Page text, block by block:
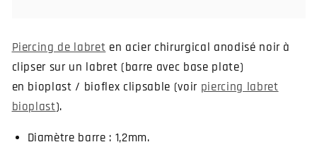
Piercing de labret en acier chirurgical anodisé noir à
clipser sur un labret (barre avec base plate)
en bioplast / bioflex clipsable (voir piercing labret
bioplast).
Diamètre barre : 1,2mm.